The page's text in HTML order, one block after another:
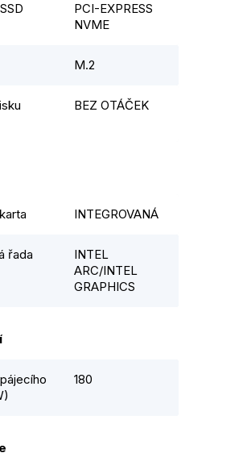
PCI-EXPRESS
NVME
M.2
BEZ OTÁČEK
INTEGROVANÁ
řada
INTEL
ARC/INTEL
GRAPHICS
180